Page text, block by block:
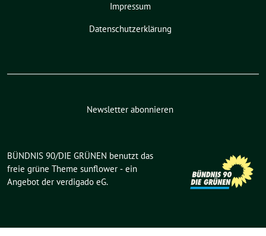
Impressum
Datenschutzerklärung
Newsletter abonnieren
BÜNDNIS 90/DIE GRÜNEN benutzt das
freie grüne Theme sunflower ‐ ein
Angebot der verdigado eG.